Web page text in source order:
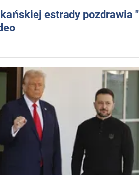
estrady pozdrawia